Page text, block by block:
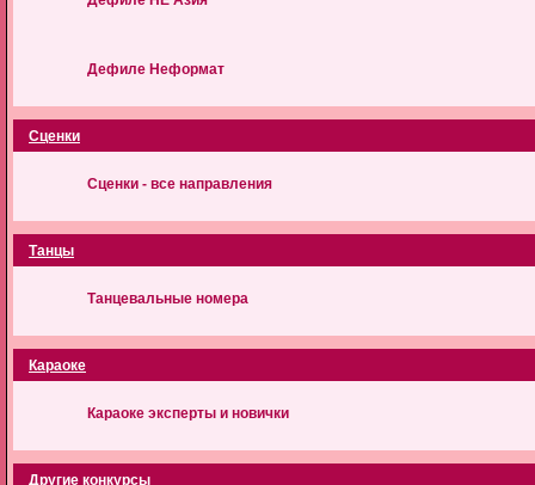
Дефиле Неформат
Сценки
Сценки - все направления
Танцы
Танцевальные номера
Караоке
Караоке эксперты и новички
Другие конкурсы